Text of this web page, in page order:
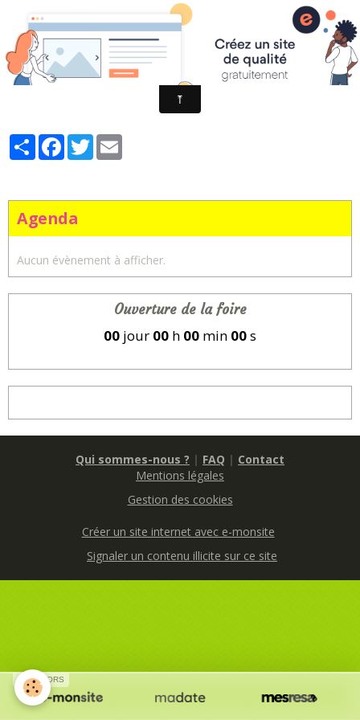
Fêtes foraines d'Arras - Artois en fêtes
Au P'tit Creux - (Sucré / Salé)
PartagerFacebook
Twitter
Agenda
Aucun évènement à afficher.
Ouverture de la foire
00 jour 00 h 00 min 00s
Qui sommes-nous ? | FAQ | Contact
Mentions légales
Gestion des cookies
Créer un site internet avec e-monsite
Signaler un contenu illicite sur ce site
SPONSORS